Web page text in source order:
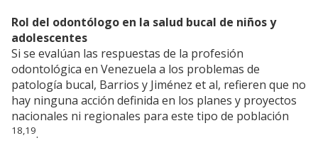
Rol del odontólogo en la salud bucal de niños y
adolescentes
Si se evalúan las respuestas de la profesión
odontológica en Venezuela a los problemas de
patología bucal, Barrios y Jiménez et al, refieren que no
hay ninguna acción definida en los planes y proyectos
nacionales ni regionales para este tipo de población
18,19.